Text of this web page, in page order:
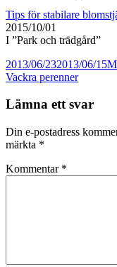
Tips för stabilare
2015/10/01
I ”Park och trädgård”
Postat
2013/06/232013/06/15
Vackra perenner
Lämna ett svar
Din e-postadress
märkta *
Kommentar *